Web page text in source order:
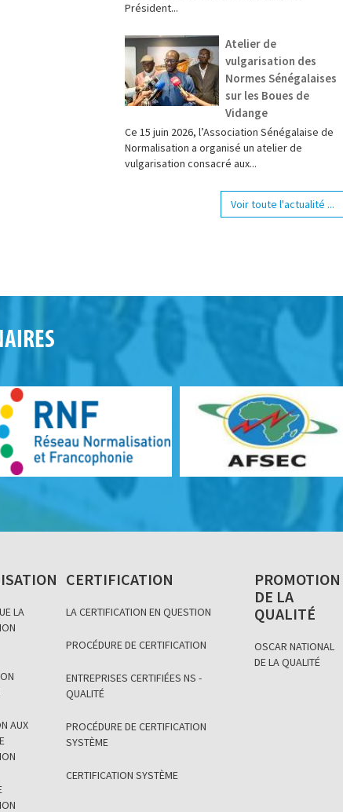
Président...
Atelier de
vulgarisation des
Normes Sénégalaises
sur les Boues de
Vidange
Ce 15 juin 2026, l’Association Sénégalaise de
Normalisation a organisé un atelier de
vulgarisation consacré aux...
Voir toute l'actualité ...
LA
AUX
CERTIFICATION
LA CERTIFICATION EN QUESTION
PROCÉDURE DE CERTIFICATION
ENTREPRISES CERTIFIÉES NS -
QUALITÉ
PROCÉDURE DE CERTIFICATION
SYSTÈME
CERTIFICATION SYSTÈME
PROMOTION
DE LA
QUALITÉ
OSCAR NATIONAL
DE LA QUALITÉ